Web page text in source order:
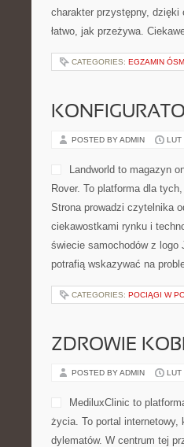
charakter przystępny,
łatwo, jak przeżywa.
CATEGORIES: EGZAMIN
POSTED BY ADMIN LUT
Landworld to magazyn
Rover. To platforma dla
Strona prowadzi czytelnika
ciekawostkami rynku i
świecie samochodów z logo
potrafią wskazywać na
CATEGORIES: POCIĄGI W
ZDROWIE
POSTED BY ADMIN LUT
MediluxClinic to
życia. To portal internetowy,
dylematów. W centrum tej